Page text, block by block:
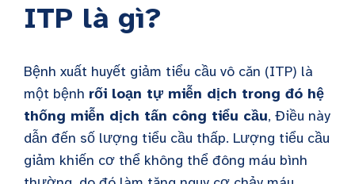
ITP là gì?
Bệnh xuất huyết giảm tiểu cầu vô căn (ITP) là
một bệnh rối loạn tự miễn dịch trong đó hệ
thống miễn dịch tấn công tiểu cầu, Điều này
dẫn đến số lượng tiểu cầu thấp. Lượng tiểu cầu
giảm khiến cơ thể không thể đông máu bình